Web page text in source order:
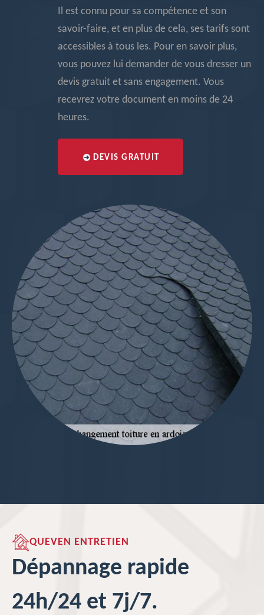
Il est connu pour sa compétence et son
savoir-faire, et en plus de cela, ses tarifs sont
accessibles à tous les. Pour en savoir plus,
vous pouvez lui demander de vous dresser un
devis gratuit et sans engagement. Vous
recevrez votre document en moins de 24
heures.
DEVIS GRATUIT
QUEVEN ENTRETIEN
Dépannage rapide
24h/24 et 7j/7.